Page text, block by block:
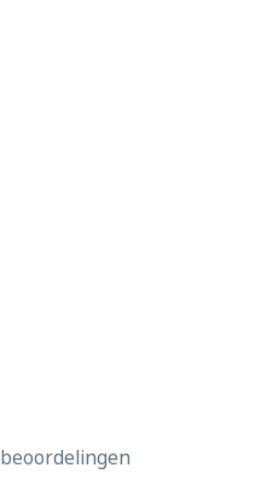
beoordelingen